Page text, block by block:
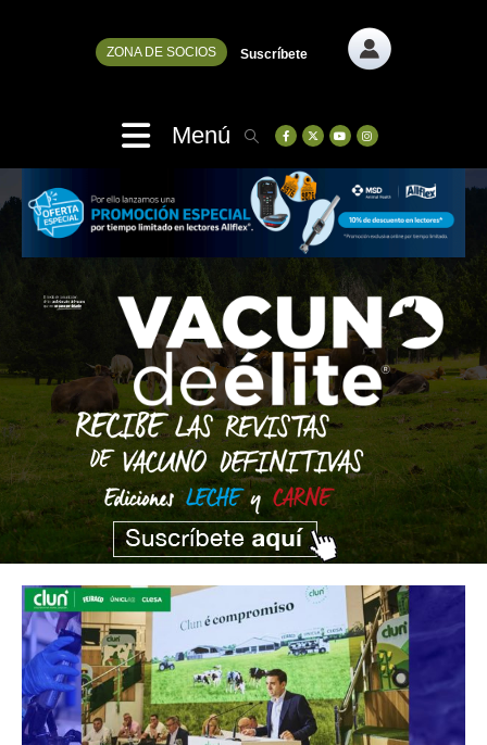
ZONA DE SOCIOS Suscríbete
Menú